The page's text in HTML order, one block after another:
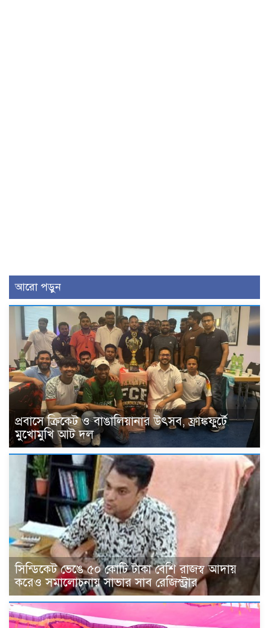
আরো পড়ুন
প্রবাসে ক্রিকেট ও বাঙালিয়ানার উৎসব, ফ্রাঙ্কফুর্টে
মুখোমুখি আট দল
সিন্ডিকেট ভেঙে ৫০ কোটি টাকা বেশি রাজস্ব আদায়
করেও সমালোচনায় সাভার সাব রেজিস্ট্রার